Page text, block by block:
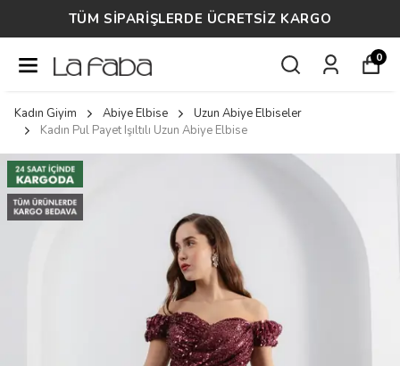
TÜM SİPARİŞLERDE ÜCRETSİZ KARGO
0
Kadın Giyim Abiye Elbise
Uzun Abiye Elbiseler
Kadın Pul Payet Işıltılı Uzun Abiye Elbise